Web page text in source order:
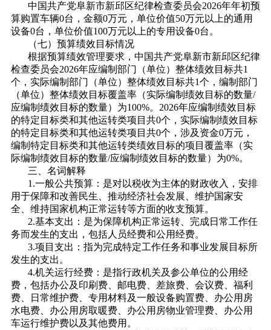
中国共产党阜新市新邱区纪律检查委员会2026年年初预
算购置车辆0台，金额0万元，单位价值50万元以上的通用
设备0台，单位价值100万元以上的专用设备0台。
（七）预算绩效目标情况
根据预算绩效管理要求，中国共产党阜新市新邱区纪律
检查委员会2026年应编制部门（单位）整体绩效目标共1
个，实际编制部门（单位）整体绩效目标共1个，编制部门
（单位）整体绩效目标覆盖率（实际编制绩效目标的数量/
应编制绩效目标的数量）为100%。2026年应编制绩效目标
的特定目标类和其他运转类项目共0个，实际编制绩效目标
的特定目标类和其他运转类项目共0个，涉及资金0万元，
编制特定目标类和其他运转类绩效目标的项目覆盖率（实
际编制绩效目标的数量/应编制绩效目标的数量）为0%。
三、名词解释
1.一般公共预算：是对以税收为主体的财政收入，安排
用于保障和改善民生、推动经济社会发展、维护国家安
全、维持国家机构正常运转等方面的收支预算。
2.基本支出：是为保障机构正常运转、完成日常工作任
务而发生的支出，包括人员经费和公用经费。
3.项目支出：指为完成特定工作任务和事业发展目标所
发生的支出。
4.机关运行经费：是指行政机关及参公单位的公用经
费，包括办公及印刷费、邮电费、差旅费、会议费、福利
费、日常维护费、专用材料及一般设备购置费、办公用房
水电费、办公用房取暖费、办公用房物业管理费、办公用
车运行维护费以及其他费用。